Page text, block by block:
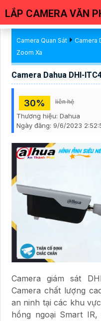
LẮP CAMERA VĂN
Camera Quan Sát Camera
Zoom Xa
Camera Dahua DHI-
30% liên hệ
Thương hiệu: Dahua
Ngày đăng: 9/6/2023
Camera giám sát
Camera chất lượng
an ninh tại các khu
hồng ngoại Smart